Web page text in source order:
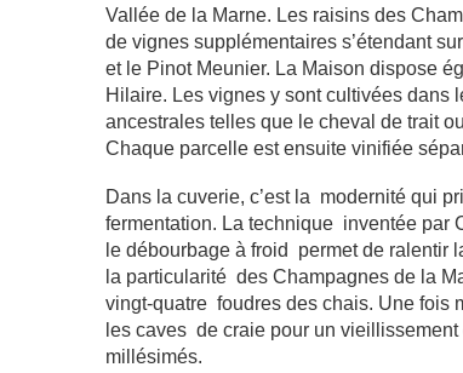
Vallée de la Marne. Les raisins des
de vignes supplémentaires s’étendant
et le Pinot Meunier. La Maison dispose
Hilaire. Les vignes y sont cultivées dans
ancestrales telles que le cheval de trait
Chaque parcelle est ensuite vinifiée
Dans la cuverie, c’est la modernité qui
fermentation. La technique inventée par
le débourbage à froid permet de ralentir
la particularité des Champagnes de la
vingt-quatre foudres des chais. Une fois
les caves de craie pour un
millésimés.